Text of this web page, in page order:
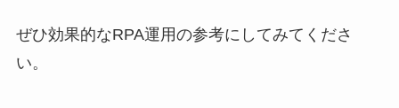
ぜひ効果的なRPA運用の参考にしてみてくださ
い。